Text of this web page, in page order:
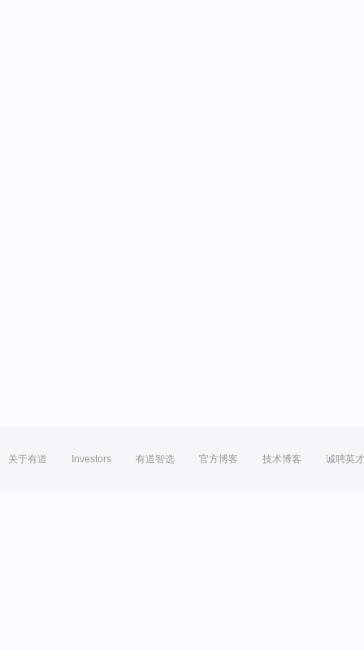
关于有道 Investors 有道智选 官方博客 技术博客 诚聘英才